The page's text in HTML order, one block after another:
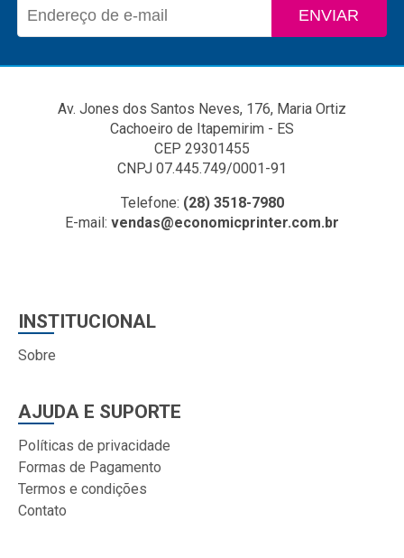
ENVIAR
Av. Jones dos Santos Neves, 176, Maria Ortiz
Cachoeiro de Itapemirim - ES
CEP 29301455
CNPJ 07.445.749/0001-91
Telefone: (28) 3518-7980
E-mail: vendas@economicprinter.com.br
INSTITUCIONAL
Sobre
AJUDA E SUPORTE
Políticas de privacidade
Formas de Pagamento
Termos e condições
Contato